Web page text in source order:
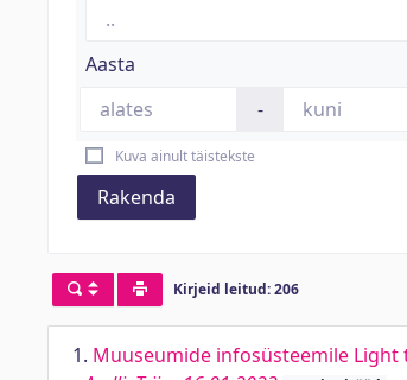
Aasta
-
Kuva ainult täistekste
Rakenda
Kirjeid leitud: 206
1. Muuseumide infosüsteemile